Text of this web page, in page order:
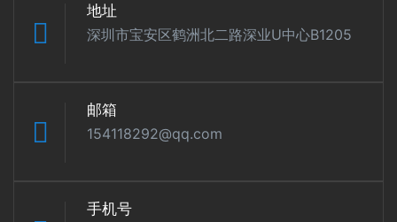
地址
深圳市宝安区鹤洲北二路深业U中心B1205
邮箱
154118292@qq.com
手机号